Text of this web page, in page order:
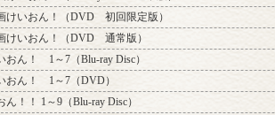
けいおん！（DVD 初回限定版）
けいおん！（DVD 通常版）
おん！ 1～7（Blu-ray Disc）
おん！ 1～7（DVD）
ん！！ 1～9（Blu-ray Disc）